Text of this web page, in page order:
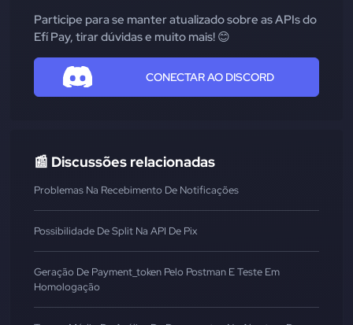
Participe para se manter atualizado sobre as APIs do
Efí Pay, tirar dúvidas e muito mais! 😊
CONECTAR AO DISCORD
📰 Discussões relacionadas
Problemas Na Recebimento De Notificações
Possibilidade De Split Na API De Pix
Geração De Payment_token Pelo Postman E Teste Em
Homologação